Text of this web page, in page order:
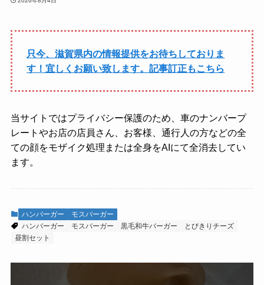
只今、滋賀県内の情報提供をお待ちしておりま
す！宜しくお願い致します。記事訂正もこちら
当サイトではプライバシー保護のため、車のナンバープ
レートやお店の店員さん、お客様、通行人の方などの全
ての顔をモザイク処理または全身をAIにて全消去してい
ます。
ハンバーガー
モスバーガー
ハンバーガー
モスバーガー 黒毛和牛バーガー
とびきりチーズ
昼割セット